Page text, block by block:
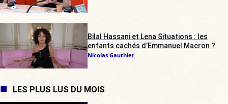
Bilal Hassani et Lena Situations : les
enfants cachés d’Emmanuel Macron ?
Nicolas Gauthier
LES PLUS LUS DU MOIS